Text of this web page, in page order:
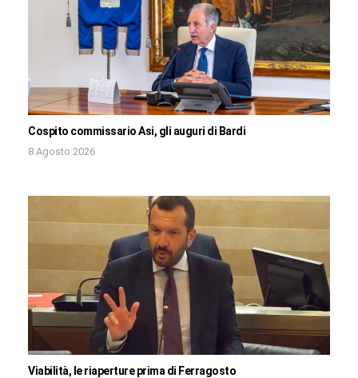
Cospito commissario Asi, gli auguri di Bardi
8 Agosto 2026
Viabilità, le riaperture prima di Ferragosto